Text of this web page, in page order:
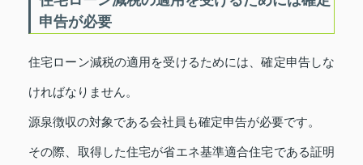
申告が必要
住宅ローン減税の適用を受けるためには、確定申告しな
ければなりません。
源泉徴収の対象である会社員も確定申告が必要です。
その際、取得した住宅が省エネ基準適合住宅である証明